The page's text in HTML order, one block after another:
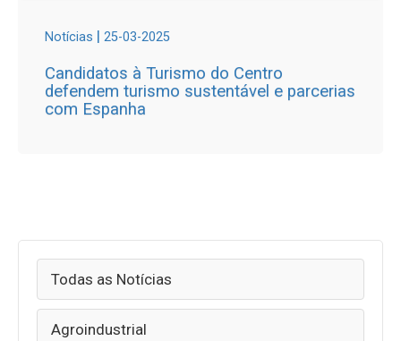
Notícias | 25-03-2025
Candidatos à Turismo do Centro
defendem turismo sustentável e parcerias
com Espanha
Todas as Notícias
Agroindustrial